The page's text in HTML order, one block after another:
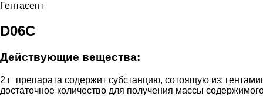
Гентасепт
D06C
Действующие вещества:
2 г препарата содержит субстанцию, сотоящую из:
достаточное количество для получения массы